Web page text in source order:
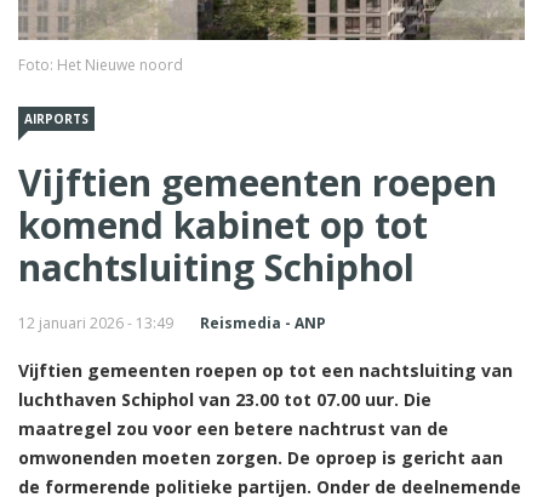
Foto: Het Nieuwe noord
AIRPORTS
Vijftien gemeenten roepen
komend kabinet op tot
nachtsluiting Schiphol
12 januari 2026 - 13:49 Reismedia - ANP
Vijftien gemeenten roepen op tot een nachtsluiting van
luchthaven Schiphol van 23.00 tot 07.00 uur. Die
maatregel zou voor een betere nachtrust van de
omwonenden moeten zorgen. De oproep is gericht aan
de formerende politieke partijen. Onder de deelnemende